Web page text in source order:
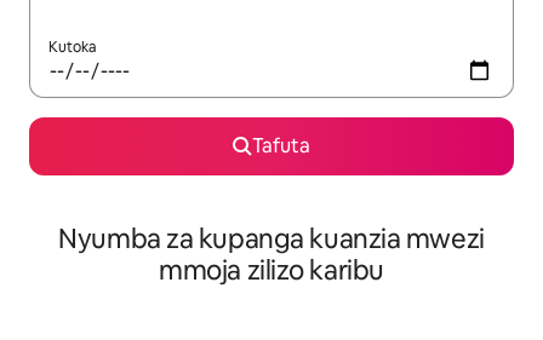
Kutoka
Tafuta
Nyumba za kupanga kuanzia mwezi
mmoja zilizo karibu